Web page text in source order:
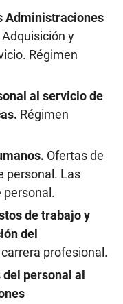
Administraciones
y
Régimen
al servicio de
Régimen
Ofertas de
personal. Las
personal.
de trabajo y
del
profesional.
personal al